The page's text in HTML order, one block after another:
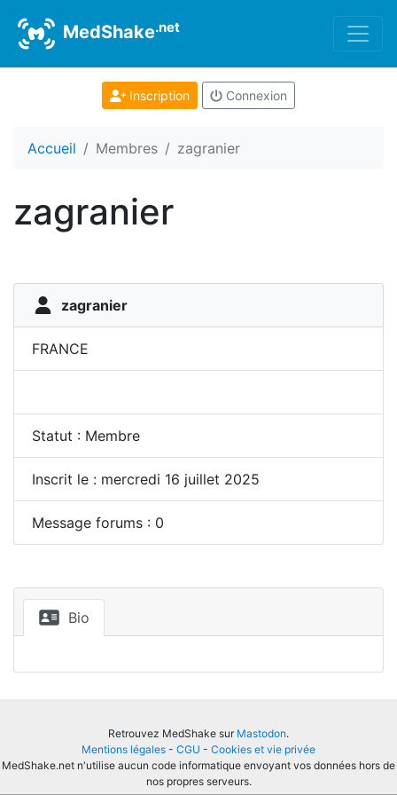
MedShake.net
Inscription Connexion
Accueil Membres zagranier
zagranier
zagranier
FRANCE
Statut : Membre
Inscrit le : mercredi 16 juillet 2025
Message forums : 0
Bio
Retrouvez MedShake sur Mastodon.
Mentions légales - CGU - Cookies et vie privée
MedShake.net n'utilise aucun code informatique envoyant vos données hors de
nos propres serveurs.